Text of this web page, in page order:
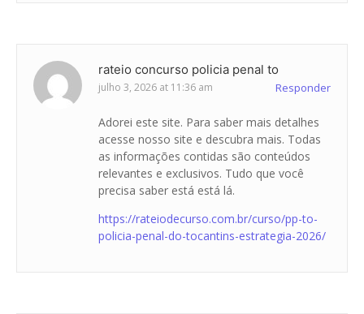
rateio concurso policia penal to
julho 3, 2026 at 11:36 am Responder
Adorei este site. Para saber mais detalhes
acesse nosso site e descubra mais. Todas
as informações contidas são conteúdos
relevantes e exclusivos. Tudo que você
precisa saber está está lá.
https://rateiodecurso.com.br/curso/pp-to-
policia-penal-do-tocantins-estrategia-2026/